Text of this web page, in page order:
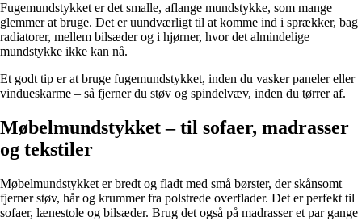
Fugemundstykket er det smalle, aflange mundstykke, som mange
glemmer at bruge. Det er uundværligt til at komme ind i sprækker, bag
radiatorer, mellem bilsæder og i hjørner, hvor det almindelige
mundstykke ikke kan nå.
Et godt tip er at bruge fugemundstykket, inden du vasker paneler eller
vindueskarme – så fjerner du støv og spindelvæv, inden du tørrer af.
Møbelmundstykket – til sofaer, madrasser
og tekstiler
Møbelmundstykket er bredt og fladt med små børster, der skånsomt
fjerner støv, hår og krummer fra polstrede overflader. Det er perfekt til
sofaer, lænestole og bilsæder. Brug det også på madrasser et par gange